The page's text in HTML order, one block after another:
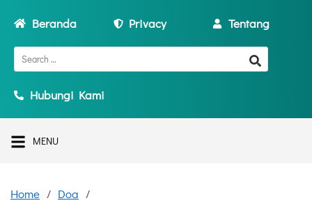
Beranda Privacy Tentang
Hubungi Kami
MENU
Home
Doa